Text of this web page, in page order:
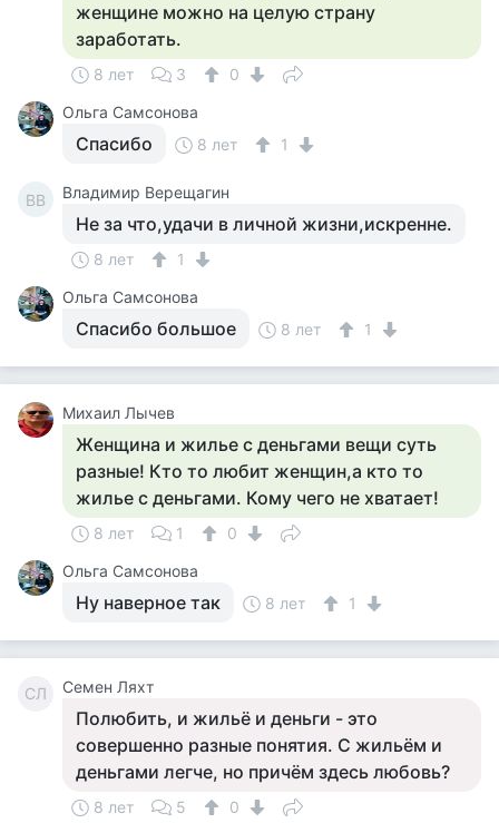
женщине можно на целую страну
заработать.
8 лет 3
0
Ольга Самсонова
Спасибо 8 лет 1
ВВ Владимир Верещагин
Не за что,удачи в личной жизни,искренне.
8 лет
1
Ольга Самсонова
Спасибо большое 8 лет 1
Михаил Лычев
Женщина и жилье с деньгами вещи суть
разные! Кто то любит женщин,а кто то
жилье с деньгами. Кому чего не хватает!
8 лет 1
0
Ольга Самсонова
Ну наверное так 8 лет 1
СЛ Семен Ляхт
Полюбить, и жильё и деньги - это
совершенно разные понятия. С жильём и
деньгами легче, но причём здесь любовь?
8 лет 5 0